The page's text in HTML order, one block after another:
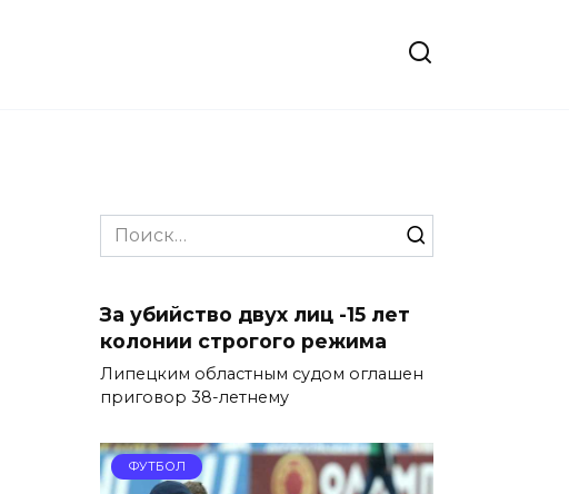
Search
for:
За убийство двух лиц -15 лет
колонии строгого режима
Липецким областным судом оглашен
приговор 38-летнему
ФУТБОЛ